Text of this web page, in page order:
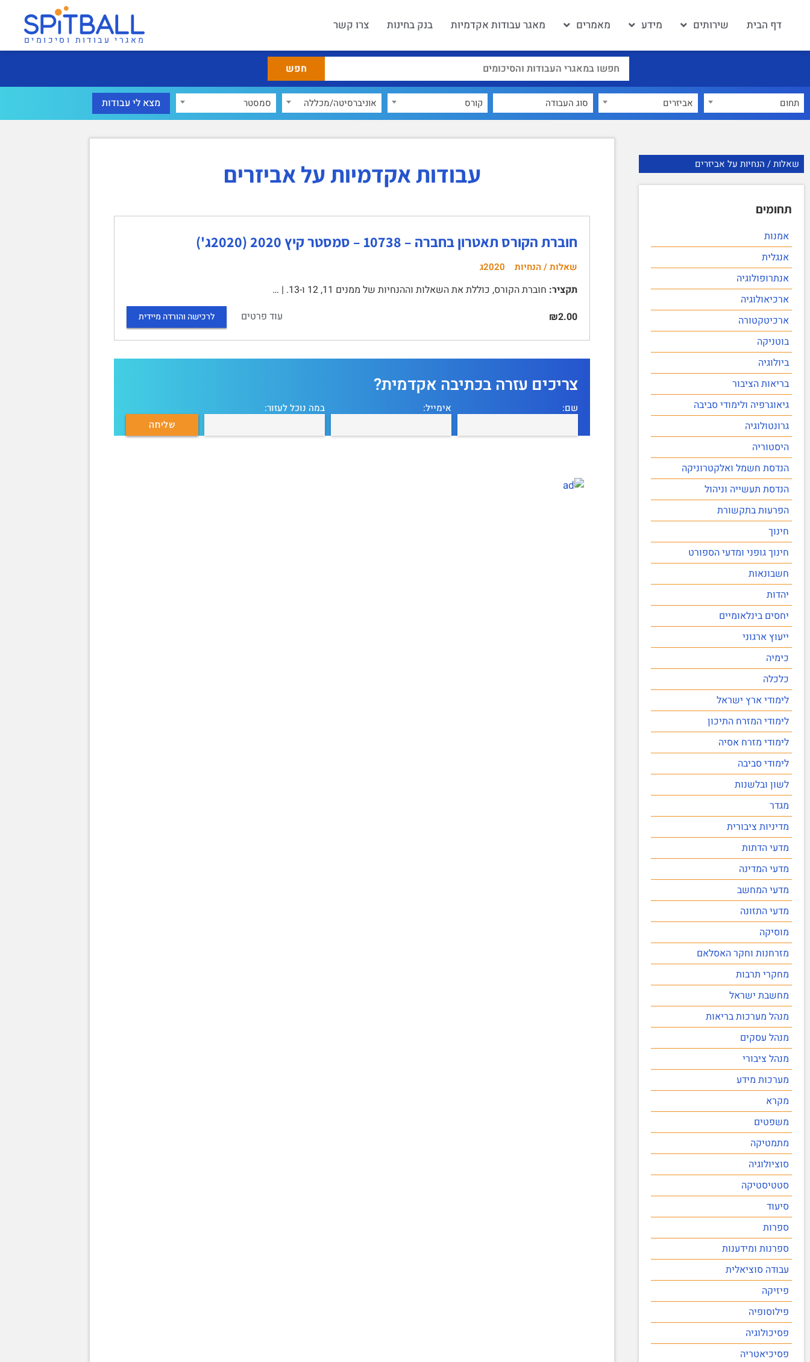
דף הבית שירותים מידע מאמרים מאגר עבודות אקדמיות בנק בחינות צרו קשר
מאגרי עבודות וסיכומים
תחום אביזרים קורס אוניברסיטה/מכללה סמסטר
שאלות / הנחיות על אביזרים
תחומים
אמנות
אנגלית
אנתרופולוגיה
ארכיאולוגיה
ארכיטקטורה
בוטניקה
ביולוגיה
בריאות הציבור
גיאוגרפיה ולימודי סביבה
גרונטולוגיה
היסטוריה
הנדסת חשמל ואלקטרוניקה
הנדסת תעשייה וניהול
הפרעות בתקשורת
חינוך
חינוך גופני ומדעי הספורט
חשבונאות
יהדות
יחסים בינלאומיים
ייעוץ ארגוני
כימיה
כלכלה
לימודי ארץ ישראל
לימודי המזרח התיכון
לימודי מזרח אסיה
לימודי סביבה
לשון ובלשנות
מגדר
מדיניות ציבורית
מדעי הדתות
מדעי המדינה
מדעי המחשב
מדעי התזונה
מוסיקה
מזרחנות וחקר האסלאם
מחקרי תרבות
מחשבת ישראל
מנהל מערכות בריאות
מנהל עסקים
מנהל ציבורי
מערכות מידע
מקרא
משפטים
מתמטיקה
סוציולוגיה
סטטיסטיקה
סיעוד
ספרות
ספרנות ומידענות
עבודה סוציאלית
פיזיקה
פילוסופיה
פסיכולוגיה
פסיכיאטריה
עבודות אקדמיות על אביזרים
חוברת הקורס תאטרון בחברה – 10738 – סמסטר קיץ 2020 (2020ג')
שאלות / הנחיות 2020ג
תקציר: חוברת הקורס, כוללת את השאלות וההנחיות של ממנים 11, 12 ו-13. | …
₪2.00
עוד פרטים לרכישה והורדה מיידית
צריכים עזרה בכתיבה אקדמית?
שם: אימייל: במה נוכל לעזור: